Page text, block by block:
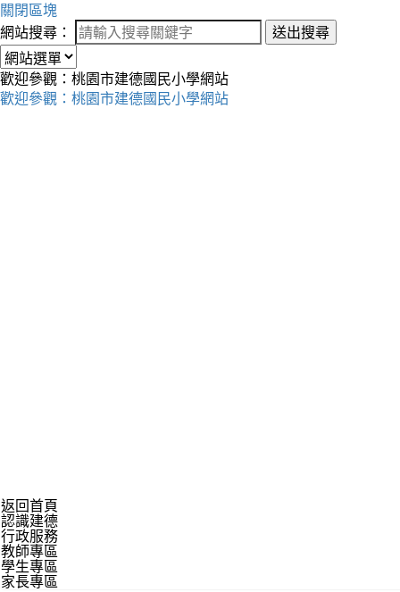
關閉區塊
網站搜尋：
送出搜尋
歡迎參觀：桃園市建德國民小學網站
歡迎參觀：桃園市建德國民小學網站
返回首頁
認識建德
行政服務
教師專區
學生專區
家長專區